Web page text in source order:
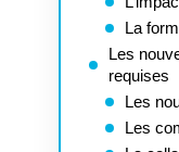
La
Les
requises
Les
Les